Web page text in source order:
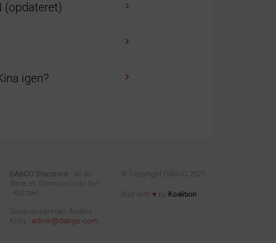
(opdateret)
igen?
DABGO Stambord - Vil du
åbne et Stambord i din by?
- Kontakt:
Generalsekretær, Anders
Krog - admin@dabgo.com
© Copyright DABGO 2025
Built with ♥ by Koalition